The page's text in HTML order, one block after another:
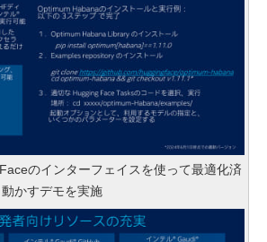
のインターフェイスを使って最適化済
かすデモを実施